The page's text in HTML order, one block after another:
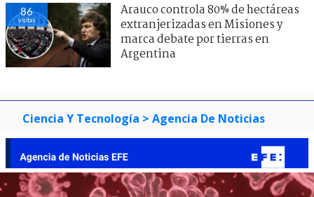
86
visitas
Arauco controla 80% de hectáreas
extranjerizadas en Misiones y
marca debate por tierras en
Argentina
Ciencia Y Tecnología > Agencia De Noticias